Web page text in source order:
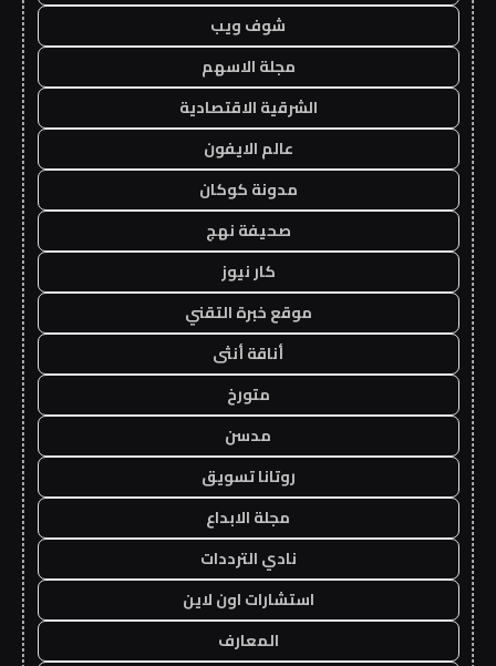
شوف ويب
مجلة الاسهم
الشرقية الاقتصادية
عالم الايفون
مدونة كوكان
صحيفة نهج
كار نيوز
موقع خبرة التقني
أناقة أنثى
متورخ
مدسن
روتانا تسويق
مجلة الابداع
نادي الترددات
استشارات اون لاين
المعارف